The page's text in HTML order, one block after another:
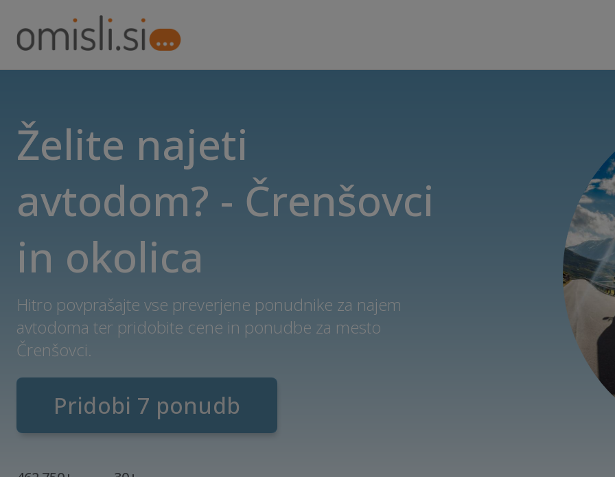
Želite najeti
avtodom? - Črenšovci
in okolica
Hitro povprašajte vse preverjene ponudnike za najem
avtodoma ter pridobite cene in ponudbe za mesto
Črenšovci.
Pridobi 7 ponudb